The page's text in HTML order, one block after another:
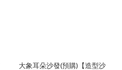
大象耳朵沙發(預購)【造型沙